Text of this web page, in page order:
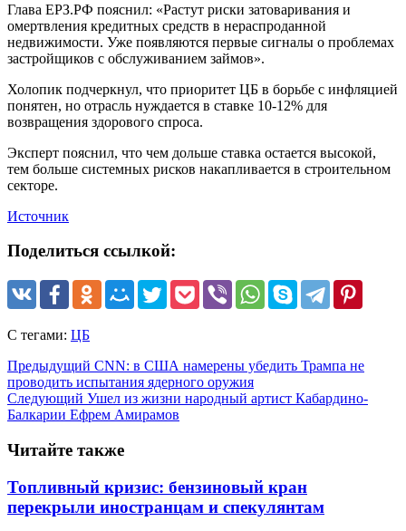
Глава ЕРЗ.РФ пояснил: «Растут риски затоваривания и
омертвления кредитных средств в нераспроданной
недвижимости. Уже появляются первые сигналы о проблемах
застройщиков с обслуживанием займов».
Холопик подчеркнул, что приоритет ЦБ в борьбе с инфляцией
понятен, но отрасль нуждается в ставке 10-12% для
возвращения здорового спроса.
Эксперт пояснил, что чем дольше ставка остается высокой,
тем больше системных рисков накапливается в строительном
секторе.
Источник
Поделиться ссылкой:
С тегами: ЦБ
Предыдущий CNN: в США намерены убедить Трампа не
проводить испытания ядерного оружия
Следующий Ушел из жизни народный артист Кабардино-
Балкарии Ефрем Амирамов
Читайте также
Топливный кризис: бензиновый кран
перекрыли иностранцам и спекулянтам